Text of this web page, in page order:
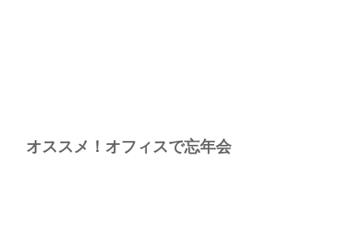
オススメ！オフィスで忘年会